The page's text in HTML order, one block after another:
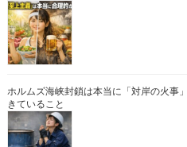
ホルムズ海峡封鎖は本当に「対岸の火
きていること